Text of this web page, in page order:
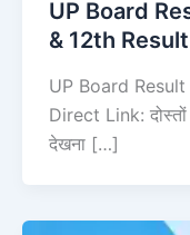
UP Board
& 12th
UP Board
Direct Link: दोस्तों
देखना […]